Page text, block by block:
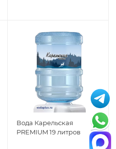
Вода Карельская
PREMIUM 19 литров